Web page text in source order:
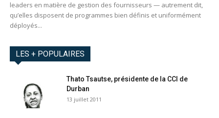
leaders en matière de gestion des fournisseurs — autrement dit,
qu’elles disposent de programmes bien définis et uniformément
déployés...
LES + POPULAIRES
Thato Tsautse, présidente de la CCI de
Durban
13 juillet 2011